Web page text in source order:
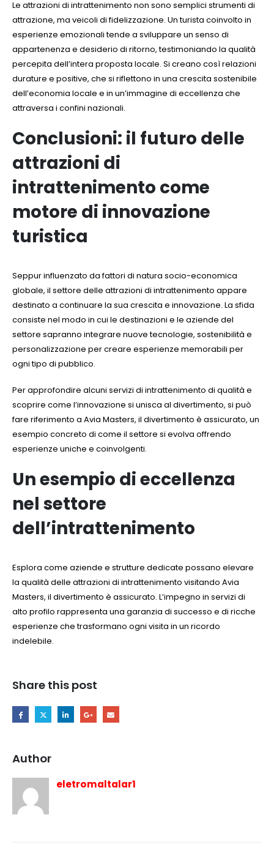
Le attrazioni di intrattenimento non sono semplici strumenti di
attrazione, ma veicoli di fidelizzazione. Un turista coinvolto in
esperienze emozionali tende a sviluppare un senso di
appartenenza e desiderio di ritorno, testimoniando la qualità
percepita dell’intera proposta locale. Si creano così relazioni
durature e positive, che si riflettono in una crescita sostenibile
dell’economia locale e in un’immagine di eccellenza che
attraversa i confini nazionali.
Conclusioni: il futuro delle
attrazioni di
intrattenimento come
motore di innovazione
turistica
Seppur influenzato da fattori di natura socio-economica
globale, il settore delle attrazioni di intrattenimento appare
destinato a continuare la sua crescita e innovazione. La sfida
consiste nel modo in cui le destinazioni e le aziende del
settore sapranno integrare nuove tecnologie, sostenibilità e
personalizzazione per creare esperienze memorabili per
ogni tipo di pubblico.
Per approfondire alcuni servizi di intrattenimento di qualità e
scoprire come l’innovazione si unisca al divertimento, si può
fare riferimento a Avia Masters, il divertimento è assicurato, un
esempio concreto di come il settore si evolva offrendo
esperienze uniche e coinvolgenti.
Un esempio di eccellenza
nel settore
dell’intrattenimento
Esplora come aziende e strutture dedicate possano elevare
la qualità delle attrazioni di intrattenimento visitando Avia
Masters, il divertimento è assicurato. L’impegno in servizi di
alto profilo rappresenta una garanzia di successo e di ricche
esperienze che trasformano ogni visita in un ricordo
indelebile.
Share this post
Author
eletromaltalar1